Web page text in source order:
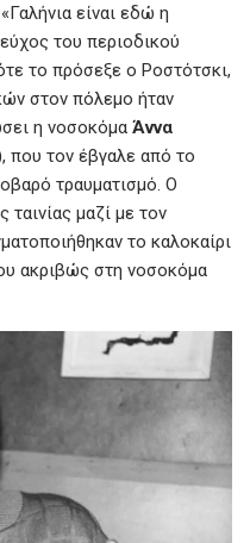
είναι εδώ η
του περιοδικού
το πρόσεξε ο Ροστότσκι,
στον πόλεμο ήταν
η νοσοκόμα Άννα
που τον έβγαλε από το
τραυματισμό. Ο
μαζί με τον
το καλοκαίρι
ακριβώς στη νοσοκόμα